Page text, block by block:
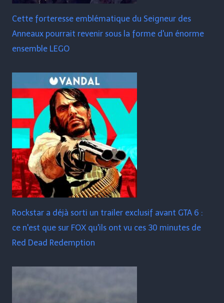
Cette forteresse emblématique du Seigneur des
Anneaux pourrait revenir sous la forme d'un énorme
ensemble LEGO
Rockstar a déjà sorti un trailer exclusif avant GTA 6 :
ce n'est que sur FOX qu'ils ont vu ces 30 minutes de
Red Dead Redemption